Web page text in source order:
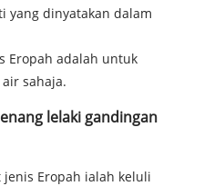
yang dinyatakan dalam
Eropah adalah untuk
sahaja.
lelaki gandingan
Eropah ialah keluli